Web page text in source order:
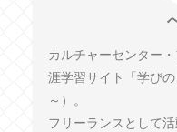
カルチャーセンター
涯学習サイト「学び
～）。
フリーランスとして